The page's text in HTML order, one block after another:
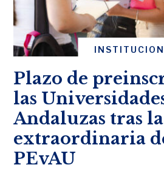
Plazo de
las
Andaluzas tras
extraordinaria
PEvAU